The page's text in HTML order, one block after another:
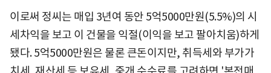
이로써 정씨는 매입 3년여 동안 5억5000만원(5.5%)의 시
세차익을 보고 이 건물을 익절(이익을 보고 팔아치움)하게
됐다. 5억5000만원은 물론 큰돈이지만, 취득세와 부가가